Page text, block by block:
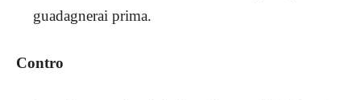
guadagnerai prima.
Contro